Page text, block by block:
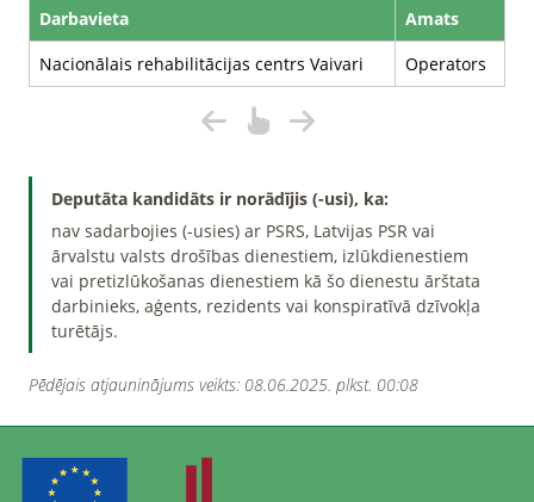
Darbavieta
Amats
Nacionālais rehabilitācijas centrs Vaivari
Operators
Deputāta kandidāts ir norādījis (-usi), ka:
nav sadarbojies (-usies) ar PSRS, Latvijas PSR vai
ārvalstu valsts drošības dienestiem, izlūkdienestiem
vai pretizlūkošanas dienestiem kā šo dienestu ārštata
darbinieks, aģents, rezidents vai konspiratīvā dzīvokļa
turētājs.
Pēdējais atjauninājums veikts: 08.06.2025. plkst. 00:08